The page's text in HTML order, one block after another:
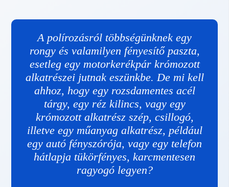
A polírozásról többségünknek egy
rongy és valamilyen fényesítő paszta,
esetleg egy motorkerékpár krómozott
alkatrészei jutnak eszünkbe. De mi kell
ahhoz, hogy egy rozsdamentes acél
tárgy, egy réz kilincs, vagy egy
krómozott alkatrész szép, csillogó,
illetve egy műanyag alkatrész, például
egy autó fényszórója, vagy egy telefon
hátlapja tükörfényes, karcmentesen
ragyogó legyen?